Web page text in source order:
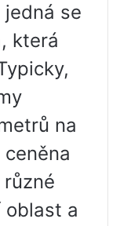
se
která
na
oblast a